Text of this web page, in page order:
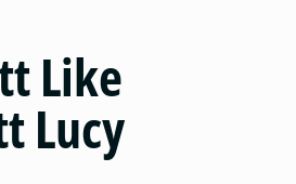
Like
Lucy